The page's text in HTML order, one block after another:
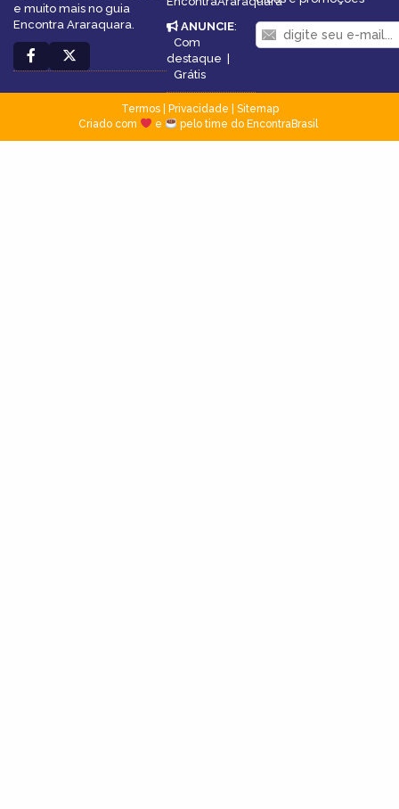
e muito mais no guia
Encontra Araraquara.
ANUNCIE:
Com
destaque |
Grátis
Termos| Privacidade
Sitemap
Criado com
e pelo time do EncontraBrasil